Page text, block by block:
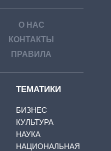
О НАС
КОНТАКТЫ
ПРАВИЛА
ТЕМАТИКИ
БИЗНЕС
КУЛЬТУРА
НАУКА
НАЦИОНАЛЬНАЯ